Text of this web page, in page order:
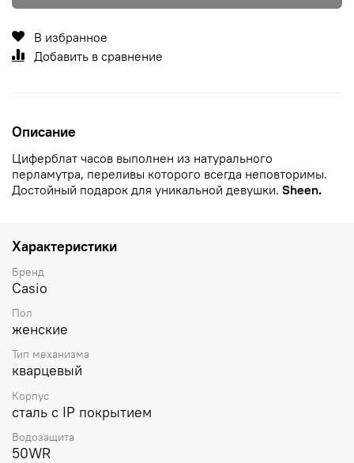
В избранное
Добавить в сравнение
Описание
Циферблат часов выполнен из натурального
перламутра, переливы которого всегда неповторимы.
Достойный подарок для уникальной девушки. Sheen.
Характеристики
Бренд
Casio
Пол
женские
Тип механизма
кварцевый
Корпус
сталь с IP покрытием
Водозащита
50WR